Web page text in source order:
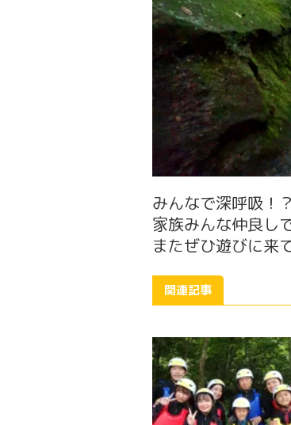
みんなで深呼吸！
家族みんな仲良し
またぜひ遊びに来
関連記事